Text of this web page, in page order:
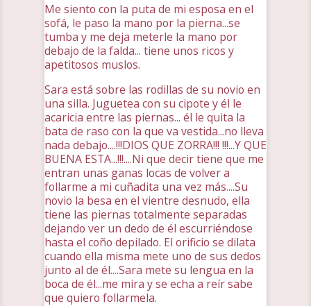
Me siento con la puta de mi esposa en el
sofá, le paso la mano por la pierna...se
tumba y me deja meterle la mano por
debajo de la falda... tiene unos ricos y
apetitosos muslos.
Sara está sobre las rodillas de su novio en
una silla. Juguetea con su cipote y él le
acaricia entre las piernas... él le quita la
bata de raso con la que va vestida...no lleva
nada debajo....!!!DIOS QUE ZORRA!!! !!!...Y QUE
BUENA ESTA...!!!....Ni que decir tiene que me
entran unas ganas locas de volver a
follarme a mi cuñadita una vez más....Su
novio la besa en el vientre desnudo, ella
tiene las piernas totalmente separadas
dejando ver un dedo de él escurriéndose
hasta el coño depilado. El orificio se dilata
cuando ella misma mete uno de sus dedos
junto al de él....Sara mete su lengua en la
boca de él...me mira y se echa a reír sabe
que quiero follarmela.